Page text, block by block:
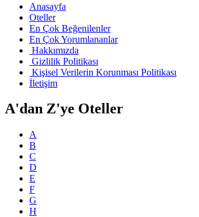
Anasayfa
Oteller
En Çok Beğenilenler
En Çok Yorumlananlar
Hakkımızda
Gizlilik Politikası
Kişisel Verilerin Korunması Politikası
İletişim
A'dan Z'ye Oteller
A
B
C
D
E
F
G
H